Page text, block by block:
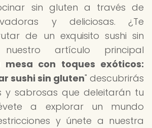
sin gluten a través de
y deliciosas. ¿Te
de un exquisito sushi sin
artículo principal
mesa con toques exóticos:
sushi sin gluten" descubrirás
y sabrosas que deleitarán tu
a explorar un mundo
y únete a nuestra